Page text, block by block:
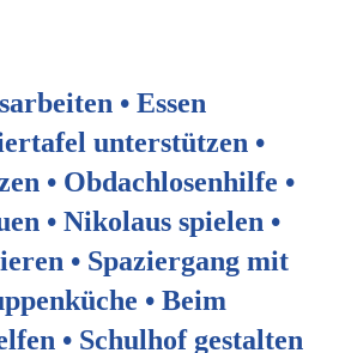
• Essen
unterstützen •
• Obdachlosenhilfe •
• Nikolaus spielen •
• Spaziergang mit
• Beim
• Schulhof gestalten